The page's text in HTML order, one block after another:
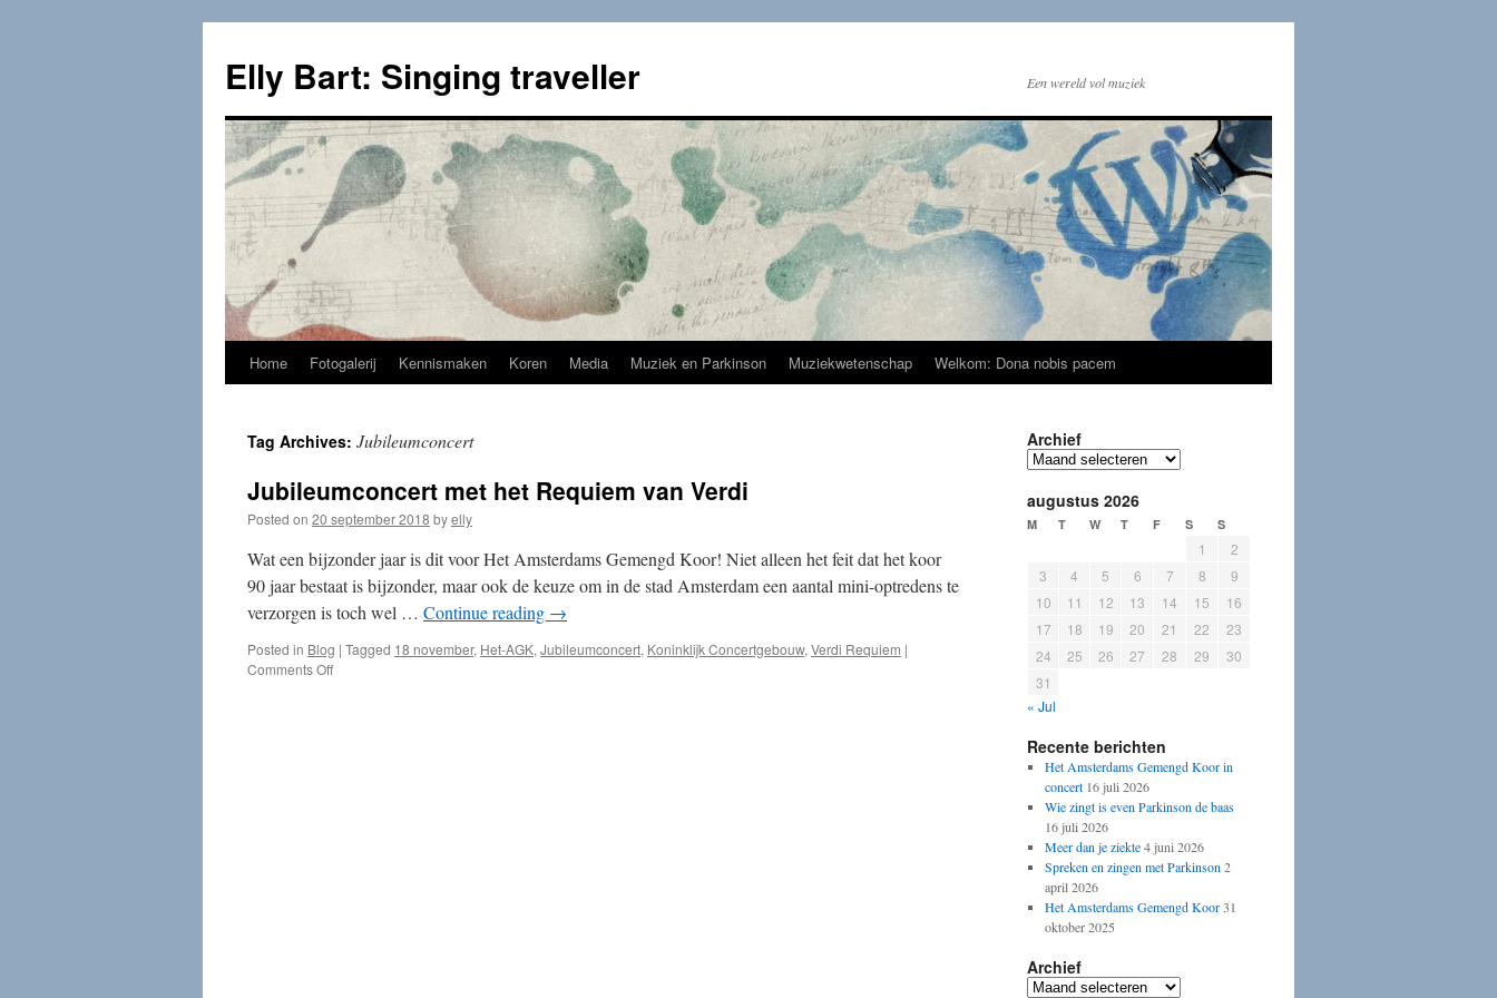
content
Elly Bart: Singing traveller Een wereld vol muziek
Home Fotogalerij Kennismaken Koren Media Muziek en Parkinson Muziekwetenschap Welkom: Dona nobis pacem
Tag Archives: Jubileumconcert
Jubileumconcert met het Requiem van Verdi
Posted on 20 september 2018 byelly
Wat een bijzonder jaar is dit voor Het Amsterdams Gemengd Koor! Niet alleen het feit dat het koor
90 jaar bestaat is bijzonder, maar ook de keuze om in de stad Amsterdam een aantal mini-optredens te
verzorgen is toch wel … Continue reading →
Posted in Blog | Tagged 18 november, Het-AGK, Jubileumconcert, Koninklijk Concertgebouw, Verdi Requiem |
Comments Offon
Archief
Archief
augustus 2026
M T W T F S S
1
2
3
4 5 6 7 8
9
10
11 12 13 14 15
16
17
18 19 20 21 22
23
24
25 26 27 28 29
30
31
« Jul
Recente berichten
Het Amsterdams Gemengd Koor in
concert 16 juli 2026
Wie zingt is even Parkinson de baas
16 juli 2026
Meer dan je ziekte 4 juni 2026
Spreken en zingen met Parkinson 2
april 2026
Het Amsterdams Gemengd Koor 31
oktober 2025
Archief
Archief